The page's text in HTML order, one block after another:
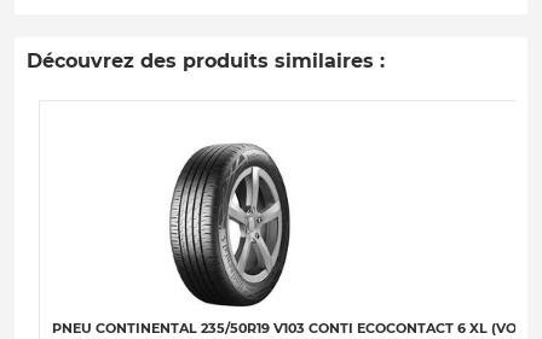
Découvrez des produits similaires :
PNEU CONTINENTAL 235/50R19 V103 CONTI ECOCONTACT 6 XL (VOL)